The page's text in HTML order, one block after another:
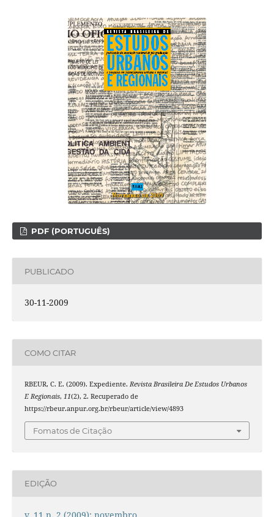
PDF (PORTUGUÊS)
PUBLICADO
30-11-2009
COMO CITAR
RBEUR, C. E. (2009). Expediente. Revista Brasileira De Estudos Urbanos
E Regionais, 11(2), 2. Recuperado de
https://rbeur.anpur.org.br/rbeur/article/view/4893
Fomatos de Citação
EDIÇÃO
v. 11 n. 2 (2009): novembro